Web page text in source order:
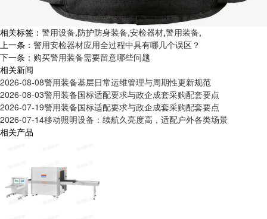
相关标签： 警用设备,防护防身装备,安检器材,警用装备,
上一条： 警用安检器材应用全过程中具有哪几个误区？
下一条： 购买警用装备需要留意哪些问题
相关新闻
2026-08-08警用装备基层日常运维管理与周期性更新规范
2026-08-03警用装备国标适配要求与政企成套采购配套要点
2026-07-19警用装备国标适配要求与政企成套采购配套要点
2026-07-14移动照明设备：续航久亮度高，适配户外各类场景
相关产品